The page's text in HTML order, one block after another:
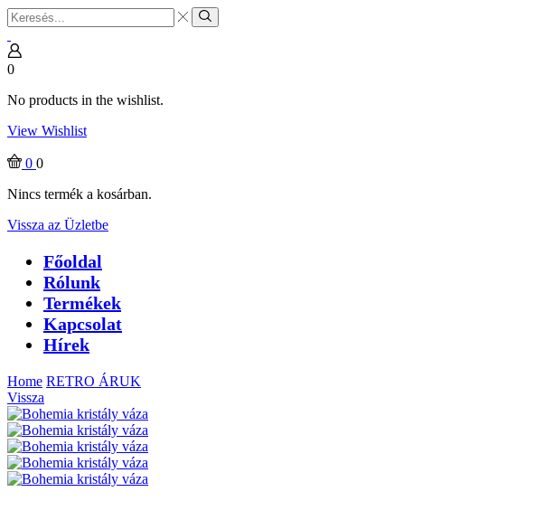
Search
input
Search
0
No products in the wishlist.
View Wishlist
0 0
Nincs termék a kosárban.
Vissza az Üzletbe
Főoldal
Rólunk
Termékek
Kapcsolat
Hírek
Home RETRO ÁRUK
Vissza